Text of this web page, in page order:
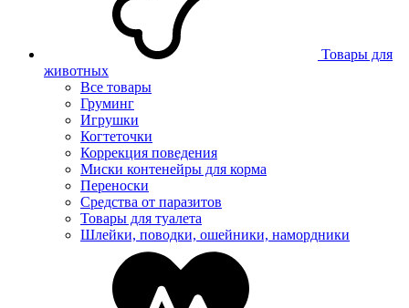
Товары для
животных
Все товары
Груминг
Игрушки
Когтеточки
Коррекция поведения
Миски контенейры для корма
Переноски
Средства от паразитов
Товары для туалета
Шлейки, поводки, ошейники, намордники